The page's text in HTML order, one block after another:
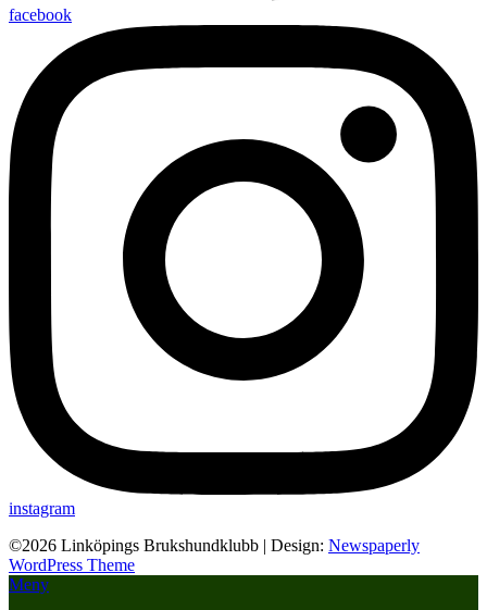
facebook
instagram
©2026 Linköpings Brukshundklubb | Design: Newspaperly
WordPress Theme
Meny